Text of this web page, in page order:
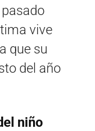
vive
que su
del año
niño